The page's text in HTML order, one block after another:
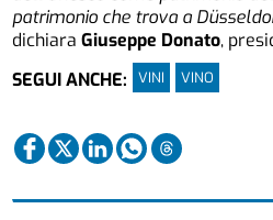
patrimonio che trova a
dichiaraGiuseppe Donato,
SEGUI ANCHE:
VINI VINO